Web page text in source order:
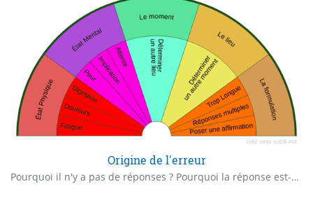
Origine de l'erreur
Pourquoi il n'y a pas de réponses ? Pourquoi la réponse est-elle fausse ?